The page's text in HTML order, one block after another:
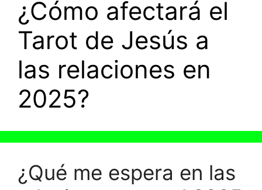
¿Cómo afectará el
Tarot de Jesús a
las relaciones en
2025?
¿Qué me espera en las